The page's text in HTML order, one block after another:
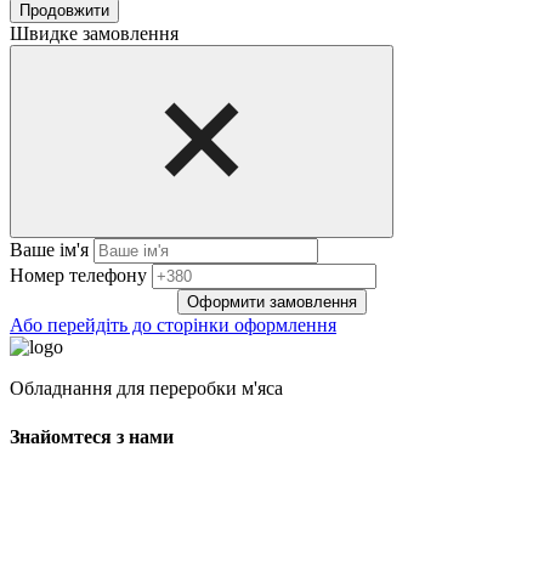
Продовжити
Швидке замовлення
Ваше ім'я
Нoмep тeлeфoнy
Оформити замовлення
Або перейдіть до сторінки оформлення
Обладнання для переробки м'яса
Знайомтеся з нами